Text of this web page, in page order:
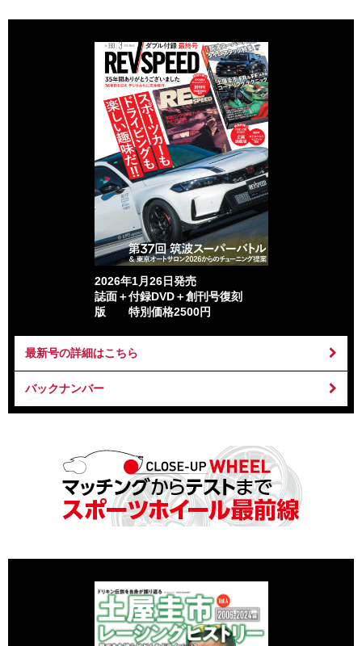
2026年1月26日発売
誌面＋付録DVD＋創刊号復刻
版 特別価格2500円
最新号の詳細はこちら
バックナンバー